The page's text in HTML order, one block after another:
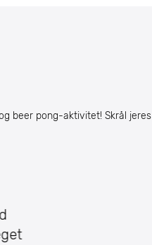
beer pong-aktivitet! Skrål jeres